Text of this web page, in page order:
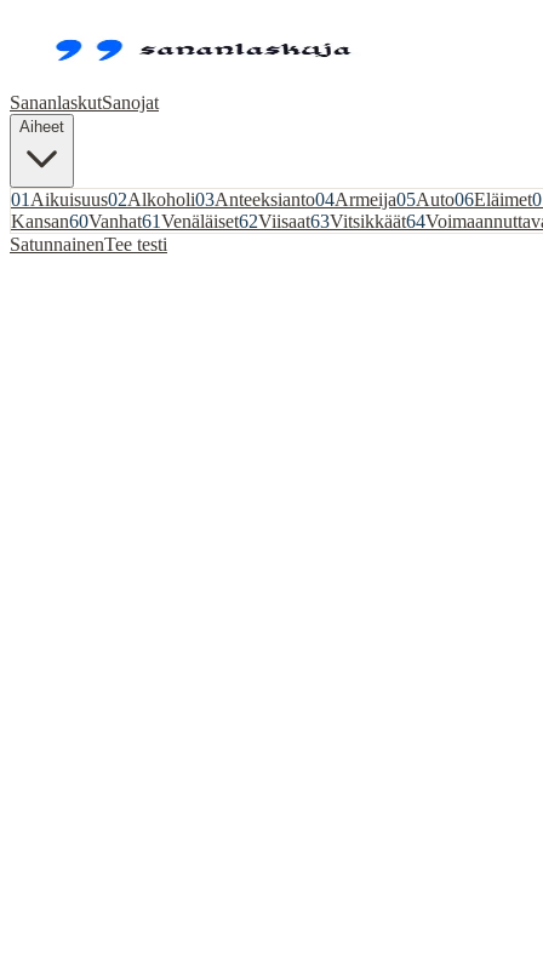
SananlaskutSanojat
Aiheet
01 Aikuisuus02Alkoholi03Anteeksianto04Armeija05Auto06Eläimet
Kansan60Vanhat61Venäläiset62Viisaat63Vitsikkäät64
SatunnainenTee testi